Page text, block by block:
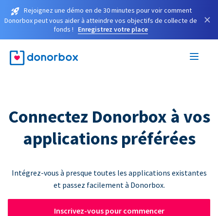
Rejoignez une démo en de 30 minutes pour voir comment
Donorbox peut vous aider à atteindre vos objectifs de collecte de
fonds !
Enregistrez votre place
×
Connectez Donorbox à vos
applications préférées
Intégrez-vous à presque toutes les applications existantes
et passez facilement à Donorbox.
Inscrivez-vous pour commencer